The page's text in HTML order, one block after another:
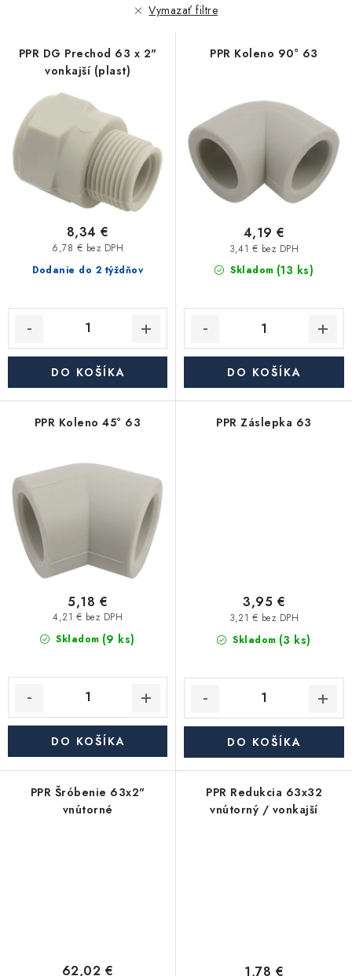
o
v
k
t
o
Vymazať filtre
PPR DG Prechod 63 x 2"
vonkajší (plast)
Dodanie do 2 týždňov
6,78 € bez DPH
8,34 €
DO KOŠÍKA
PPR Koleno 90° 63
Skladom (13 ks)
3,41 € bez DPH
4,19 €
DO KOŠÍKA
PPR Koleno 45° 63
Skladom (9 ks)
4,21 € bez DPH
5,18 €
DO KOŠÍKA
PPR Záslepka 63
Skladom (3 ks)
3,21 € bez DPH
3,95 €
DO KOŠÍKA
PPR Šróbenie 63x2"
vnútorné
62,02 €
PPR Redukcia 63x32
vnútorný / vonkajší
1,78 €